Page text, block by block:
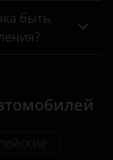
быть